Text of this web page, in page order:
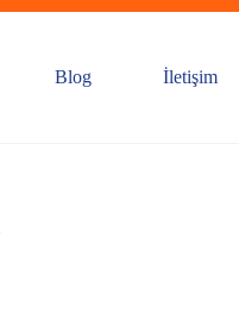
Blog İletişim